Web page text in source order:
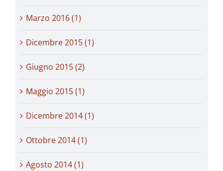
Marzo 2016 (1)
Dicembre 2015 (1)
Giugno 2015 (2)
Maggio 2015 (1)
Dicembre 2014 (1)
Ottobre 2014 (1)
Agosto 2014 (1)